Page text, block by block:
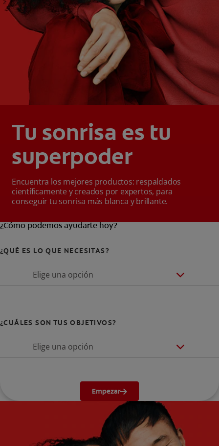
Empezar
Tu sonrisa es tu
superpoder
Encuentra los mejores productos: respaldados
científicamente y creados por expertos, para
conseguir tu sonrisa más blanca y brillante.
¿Cómo podemos ayudarte hoy?
¿QUÉ ES LO QUE NECESITAS?
Elige una opción
¿CUÁLES SON TUS OBJETIVOS?
Elige una opción
Empezar